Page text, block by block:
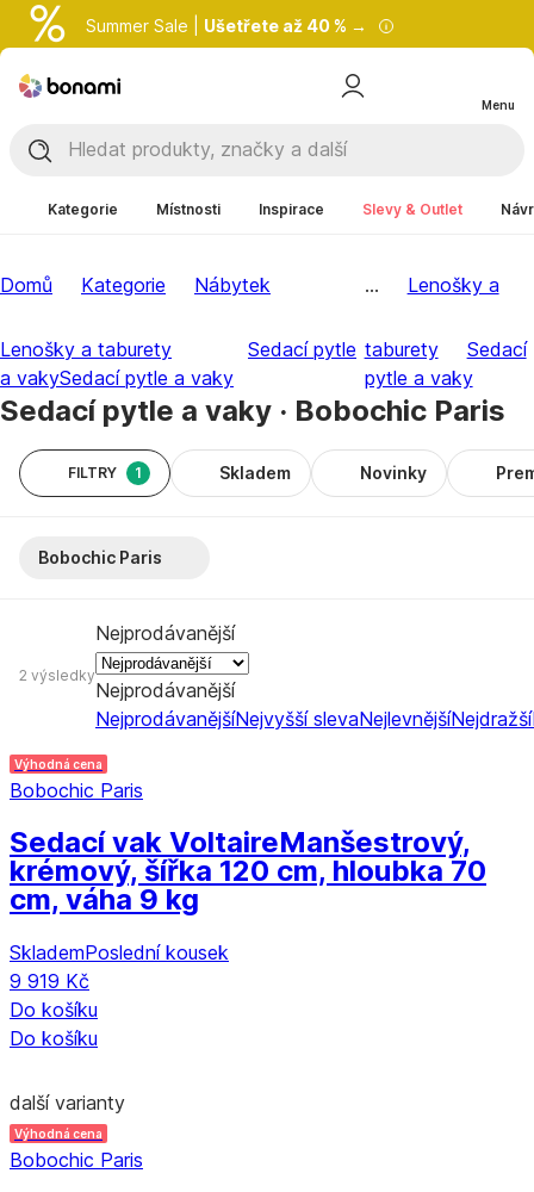
Summer Sale | Ušetřete až 40 % →
Menu
Kategorie Místnosti Inspirace Slevy & Outlet
Domů Kategorie Nábytek
Lenošky a taburety
Sedací pytle
a vakySedací pytle a vaky
... Lenošky a
taburety
Sedací
pytle a vaky
Sedací pytle a vaky · Bobochic Paris
FILTRY 1 Skladem Novinky
Bobochic Paris
2 výsledky
Nejprodávanější
Nejprodávanější
NejprodávanějšíNejvyšší slevaNejlevnějšíNejdražší
Výhodná cena
Bobochic Paris
Sedací vak VoltaireManšestrový,
krémový, šířka 120 cm, hloubka 70
cm, váha 9 kg
SklademPoslední kousek
9 919 Kč
Do košíku
Do košíku
další varianty
Výhodná cena
Bobochic Paris